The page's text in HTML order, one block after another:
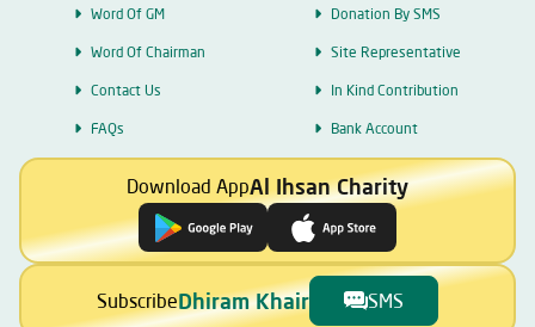
Word Of GM
Word Of Chairman
Contact Us
FAQs
Donation By SMS
Site Representative
In Kind Contribution
Bank Account
Download AppAl Ihsan Charity
SubscribeDhiram Khair SMS